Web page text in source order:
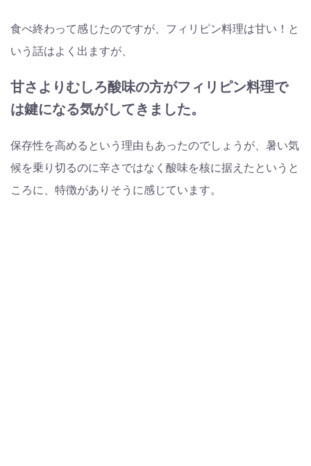
食べ終わって感じたのですが、フィリピン料理は甘い！と
いう話はよく出ますが、
甘さよりむしろ酸味の方がフィリピン料理で
は鍵になる気がしてきました。
保存性を高めるという理由もあったのでしょうが、暑い気
候を乗り切るのに辛さではなく酸味を核に据えたというと
ころに、特徴がありそうに感じています。